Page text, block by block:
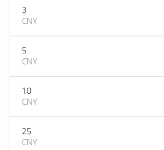
3
CNY
5
CNY
10
CNY
25
CNY